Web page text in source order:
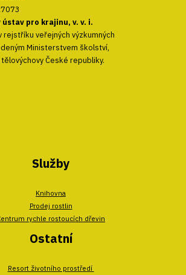
ústav pro krajinu, v. v. i.
rejstříku veřejných výzkumných
Ministerstvem školství,
České republiky.
Služby
Knihovna
Prodej rostlin
rychle rostoucích dřevin
Ostatní
Resort životního prostředí